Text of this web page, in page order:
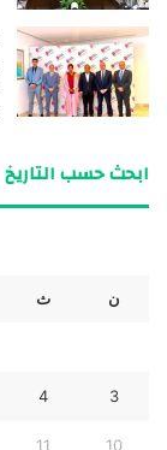
ابحث حسب التاريخ
ن ث
3
4
10
11